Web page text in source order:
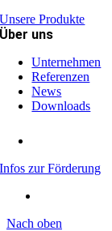
Unsere Produkte
Über uns
Unternehmen
Referenzen
News
Downloads
Infos zur Förderung
Nach oben